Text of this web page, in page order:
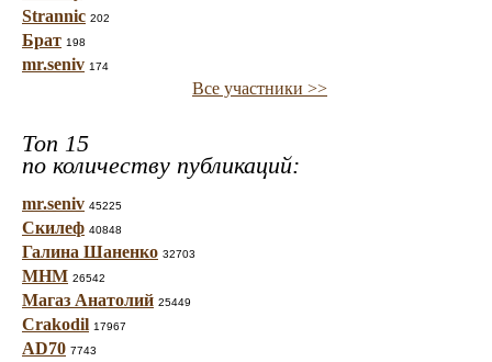
Strannic 202
Брат 198
mr.seniv 174
Все участники >>
Топ 15
по количеству публикаций:
mr.seniv 45225
Скилеф 40848
Галина Шаненко 32703
МНМ 26542
Магаз Анатолий 25449
Crakodil 17967
AD70 7743